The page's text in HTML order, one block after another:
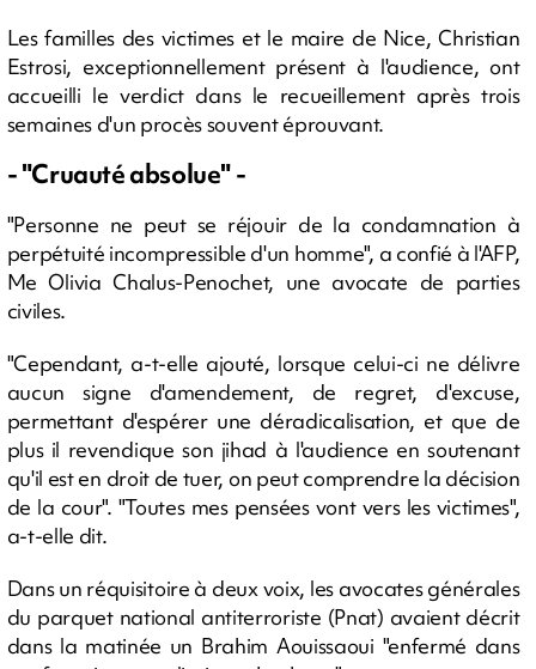
Les familles des victimes et le maire de Nice, Christian
Estrosi, exceptionnellement présent à l'audience, ont
accueilli le verdict dans le recueillement après trois
semaines d'un procès souvent éprouvant.
- "Cruauté absolue" -
"Personne ne peut se réjouir de la condamnation à
perpétuité incompressible d'un homme", a confié à l'AFP,
Me Olivia Chalus-Penochet, une avocate de parties
civiles.
"Cependant, a-t-elle ajouté, lorsque celui-ci ne délivre
aucun signe d'amendement, de regret, d'excuse,
permettant d'espérer une déradicalisation, et que de
plus il revendique son jihad à l'audience en soutenant
qu'il est en droit de tuer, on peut comprendre la décision
de la cour". "Toutes mes pensées vont vers les victimes",
a-t-elle dit.
Dans un réquisitoire à deux voix, les avocates générales
du parquet national antiterroriste (Pnat) avaient décrit
dans la matinée un Brahim Aouissaoui "enfermé dans